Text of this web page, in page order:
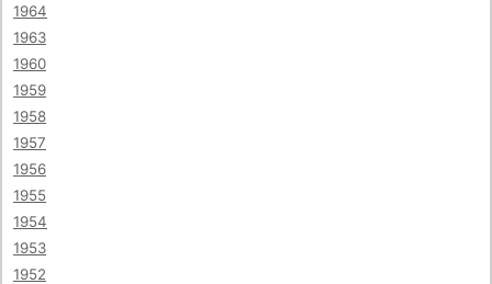
1964
1963
1960
1959
1958
1957
1956
1955
1954
1953
1952